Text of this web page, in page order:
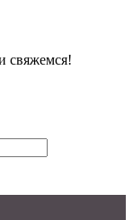
свяжемся!